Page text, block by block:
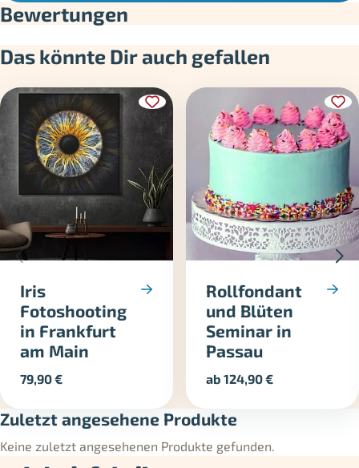
Bewertungen
Das könnte Dir auch gefallen
Iris
Fotoshooting
in Frankfurt
am Main
79,90€
Rollfondant
und Blüten
Seminar in
Passau
ab124,90€
Zuletzt angesehene Produkte
Keine zuletzt angesehenen Produkte gefunden.